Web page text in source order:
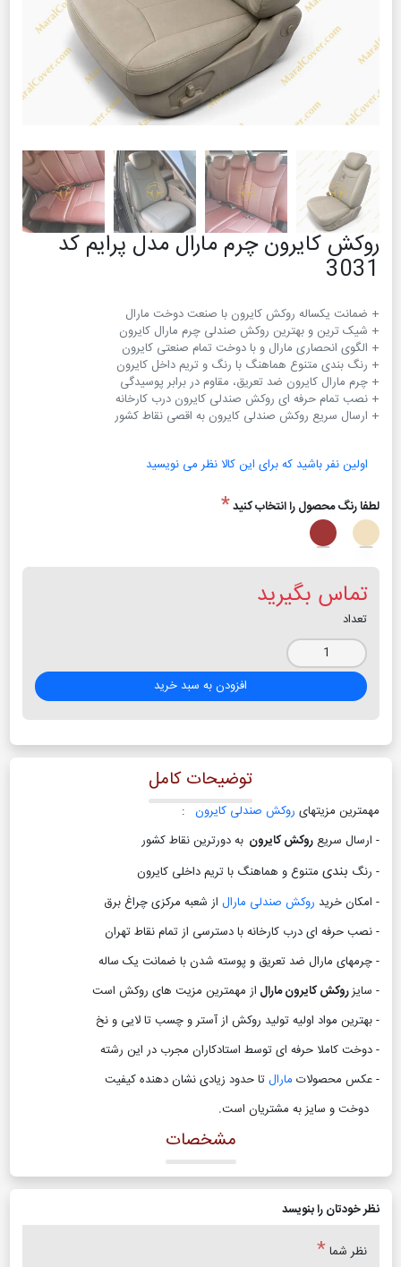
روکش کایرون چرم مارال مدل پرایم کد
3031
+ ارسال سریع روکش صندلی کایرون به اقصی نقاط کشور
اولین نفر باشید که برای این کالا نظر می نویسید
لطفا رنگ محصول را انتخاب کنید*
تماس بگیرید
تعداد
افزودن به سبد خرید
توضیحات کامل
مهمترین مزیتهای روکش صندلی کایرون :
- ارسال سریعروکش کایرونبه دورترین نقاط کشور
- رنگ بندی متنوع و هماهنگ با تریم داخلی کایرون
- امکان خرید روکش صندلی مارال از شعبه مرکزی چراغ برق
- نصب حرفه ای درب کارخانه با دسترسی از تمام نقاط تهران
- چرمهای مارال ضد تعریق و پوسته شدن با ضمانت یک ساله
- سایزروکش کایرون مارال از مهمترین مزیت های روکش است
- بهترین مواد اولیه تولید روکش از آستر و چسب تا لایی و نخ
- دوخت کاملا حرفه ای توسط استادکاران مجرب در این رشته
- عکس محصولات مارالتا حدود زیادی نشان دهنده کیفیت
دوخت و سایز به مشتریان است.
مشخصات
نظر خودتان را بنویسد
نظر شما *